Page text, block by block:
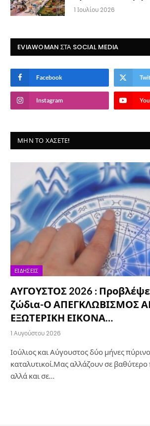
1 Ιουλίου 2026
EVIAWOMAN ΣΤΑ SOCIAL MEDIA
Facebook
Instagram
ΜΗΝ ΤΟ ΧΆΣΕΤΕ!
ΕΙΔΉΣΕΙΣ
ΑΥΓΟΥΣΤΟΣ 2026 :
ζώδια-Ο ΑΠΕΓΚΛΩΒΙΣΜΟΣ
ΕΞΩΤΕΡΙΚΗ ΕΙΚΟΝΑ…
1 Αυγούστου 2026
Ιούλιος και Αύγουστος δύο μήνες
καταλυτικοί.Μας αλλάζουν σε
αλλά και σε…